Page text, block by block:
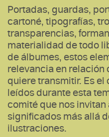
Portadas, guardas,
cartoné, tipografías,
transparencias,
materialidad de todo
de álbumes, estos
relevancia en relación
quiere transmitir. Es
leídos durante esta
comité que nos
significados más allá
ilustraciones.